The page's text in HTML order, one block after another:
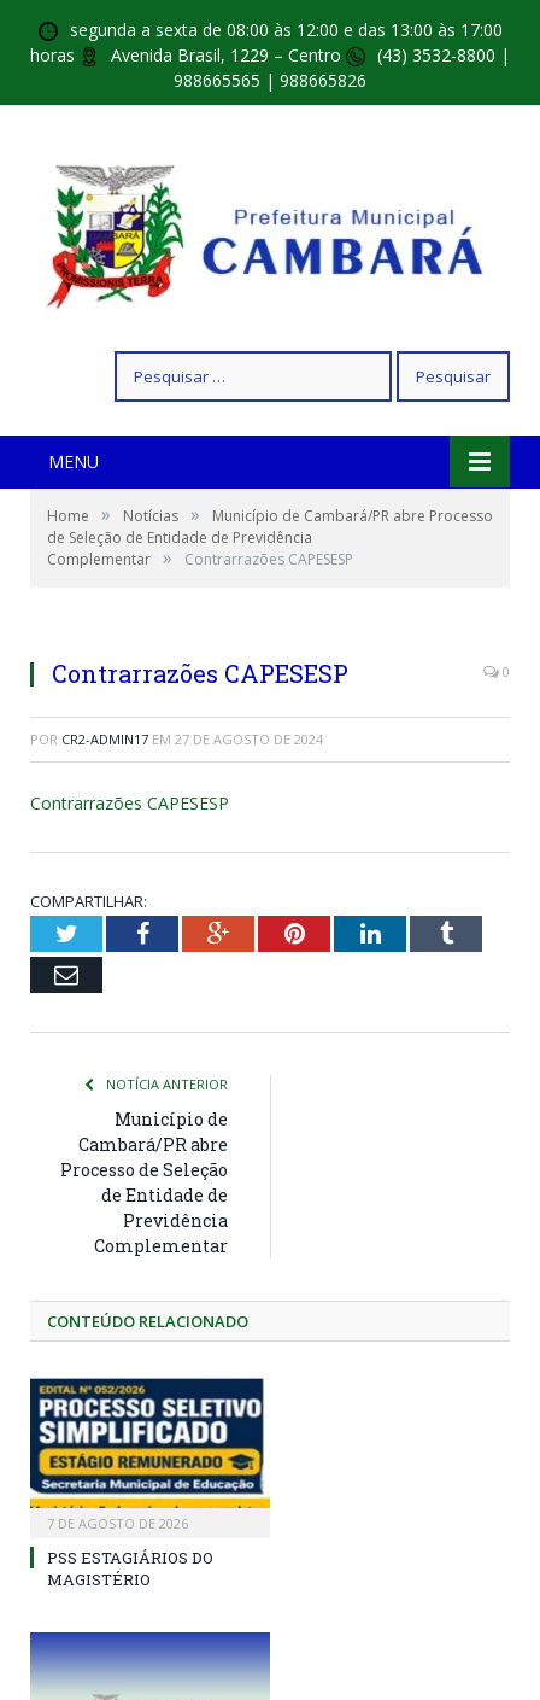
segunda a sexta de 08:00 às 12:00 e das 13:00 às 17:00
horas
Avenida Brasil, 1229 – Centro
(43) 3532-8800 |
988665565 | 988665826
por:
MENU
Home » Notícias »
Município de Cambará/PR abre Processo
de Seleção de Entidade de Previdência
Complementar » Contrarrazões CAPESESP
Contrarrazões CAPESESP 0
POR CR2-ADMIN17 EM 27 DE AGOSTO DE 2024
Contrarrazões CAPESESP
COMPARTILHAR:
TwitterFacebookGoogle+PinterestLinkedInTumblr
Email
NOTÍCIA ANTERIOR
Município de
Cambará/PR abre
Processo de Seleção
de Entidade de
Previdência
Complementar
CONTEÚDO RELACIONADO
7 DE AGOSTO DE 2026
PSS ESTAGIÁRIOS DO
MAGISTÉRIO